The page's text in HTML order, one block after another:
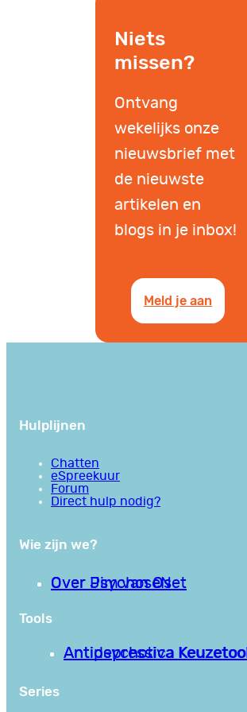
Niets
missen?
Ontvang
wekelijks onze
nieuwsbrief met
de nieuwste
artikelen en
blogs in je inbox!
Meld je aan
Hulplijnen
Chatten
eSpreekuur
Forum
Direct hulp nodig?
Wie zijn we?
Over PsychoseNet
Over Jim van Os
Tools
Antipsychotica Keuzetool
Antidepressiva Keuzetool
Series